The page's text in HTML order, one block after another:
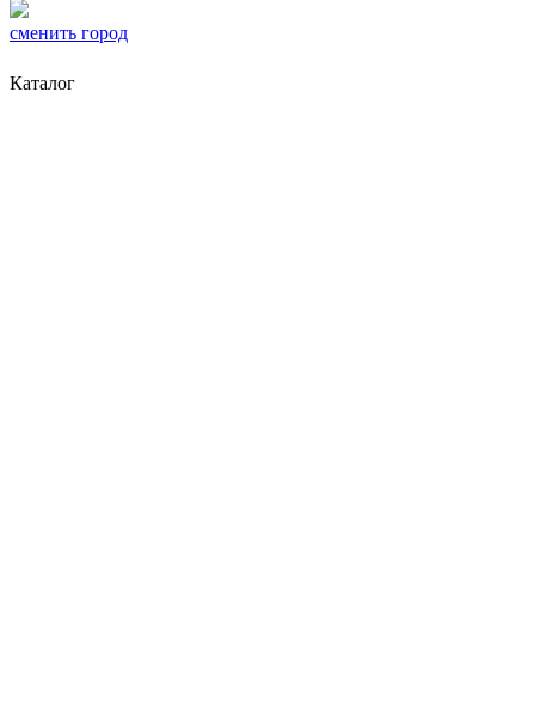
сменить город
Каталог